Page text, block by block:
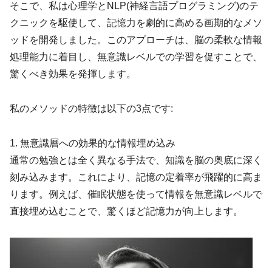
そこで、私は心理学とNLP(神経言語プログラミング)のテ
クニックを駆使して、記憶力を劇的に高める画期的なメソ
ッドを開発しました。このアプローチは、脳の柔軟な情報
処理能力に着目し、無意識レベルでの学習を促すことで、
驚くべき効果を発揮します。
私のメソッドの特徴は以下の3点です:
1. 無意識層への効果的な情報埋め込み
通常の勉強とは全く異なる手法で、知識を脳の奥底に深く
刻み込みます。これにより、記憶の定着率が飛躍的に高ま
ります。例えば、催眠状態を使って情報を無意識レベルで
直接埋め込むことで、驚くほど記憶力が向上します。